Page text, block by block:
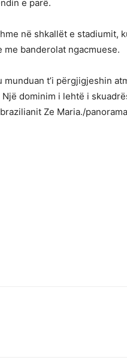
e parë.
në shkallët e stadiumit,
banderolat ngacmuese.
munduan t’i përgjigjeshin
dominim i lehtë i
Ze Maria./